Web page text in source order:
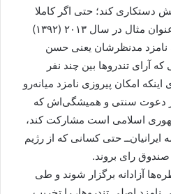
دستکاری کند؛ حتی اگر کاملا
خلاف نظر دیگران باشد. به عنوان مثال در سال ۲۰۱۳ (۱۳۹۲)
نامزد مدنظرشان یعنی حسن
آرای تندروها بین چند نفر
امکان پیروزی نامزد میانه‌رو
دعوت سنتی و همیشگی‌اش که
اسلامی است مشارکت کند،
حتی کسانی که از رژیم
رای بروند.
آزادانه برگزار شوند و طی